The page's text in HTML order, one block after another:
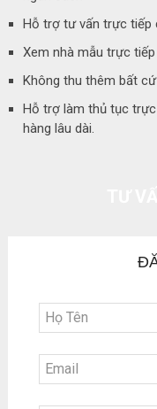
Hỗ trợ tư vấn trực tiếp
Xem nhà mẫu trực tiếp
Không thu thêm bất
Hỗ trợ làm thủ tục
hàng lâu dài.